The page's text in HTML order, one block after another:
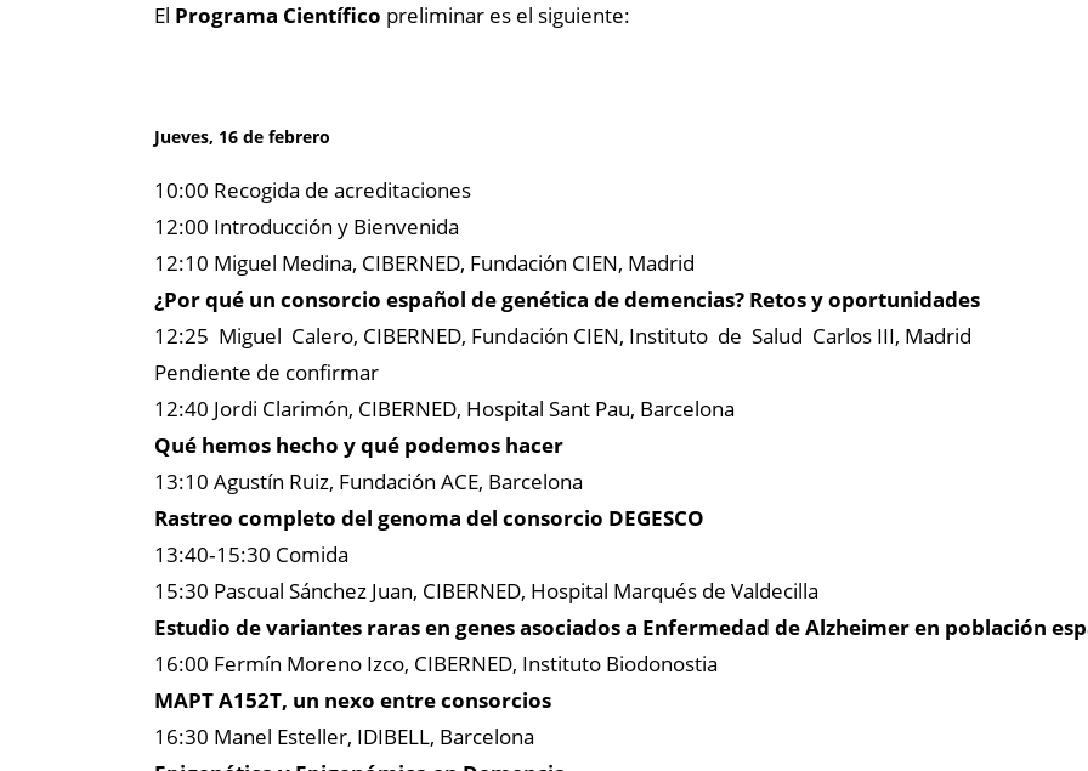
El Programa Científico preliminar es el siguiente:
Jueves, 16 de febrero
10:00 Recogida de acreditaciones
12:00 Introducción y Bienvenida
12:10 Miguel Medina, CIBERNED, Fundación CIEN, Madrid
¿Por qué un consorcio español de genética de demencias? Retos y oportunidades
12:25 Miguel Calero, CIBERNED, Fundación CIEN, Instituto de Salud Carlos III, Madrid
Pendiente de confirmar
12:40 Jordi Clarimón, CIBERNED, Hospital Sant Pau, Barcelona
Qué hemos hecho y qué podemos hacer
13:10 Agustín Ruiz, Fundación ACE, Barcelona
Rastreo completo del genoma del consorcio DEGESCO
13:40‐15:30 Comida
15:30 Pascual Sánchez Juan, CIBERNED, Hospital Marqués de Valdecilla
Estudio de variantes raras en genes asociados a Enfermedad de Alzheimer en población
16:00 Fermín Moreno Izco, CIBERNED, Instituto Biodonostia
MAPT A152T, un nexo entre consorcios
16:30 Manel Esteller, IDIBELL, Barcelona